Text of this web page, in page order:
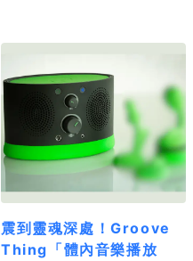
震到靈魂深處！Groove
Thing「體內音樂播放